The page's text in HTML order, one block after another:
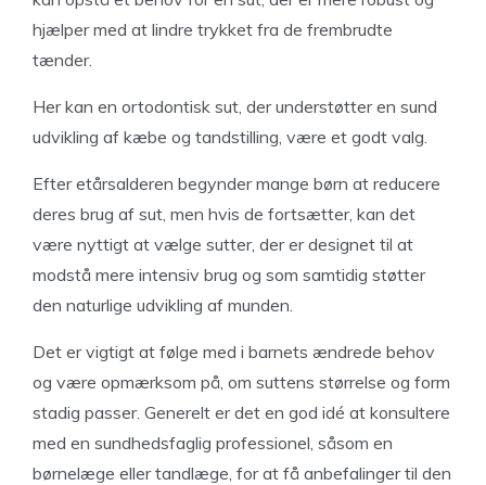
hjælper med at lindre trykket fra de frembrudte
tænder.
Her kan en ortodontisk sut, der understøtter en sund
udvikling af kæbe og tandstilling, være et godt valg.
Efter etårsalderen begynder mange børn at reducere
deres brug af sut, men hvis de fortsætter, kan det
være nyttigt at vælge sutter, der er designet til at
modstå mere intensiv brug og som samtidig støtter
den naturlige udvikling af munden.
Det er vigtigt at følge med i barnets ændrede behov
og være opmærksom på, om suttens størrelse og form
stadig passer. Generelt er det en god idé at konsultere
med en sundhedsfaglig professionel, såsom en
børnelæge eller tandlæge, for at få anbefalinger til den